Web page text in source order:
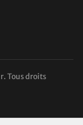
Tous droits